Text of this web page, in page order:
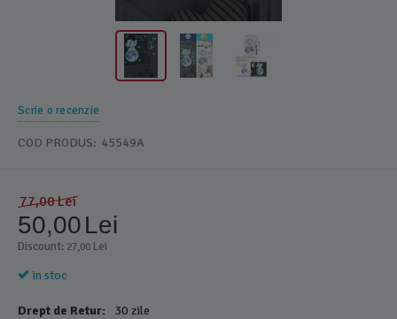
Scrie o recenzie
COD PRODUS: 45549A
77,00Lei
50,00Lei
Discount: 27,00 Lei
in stoc
Drept de Retur: 30 zile